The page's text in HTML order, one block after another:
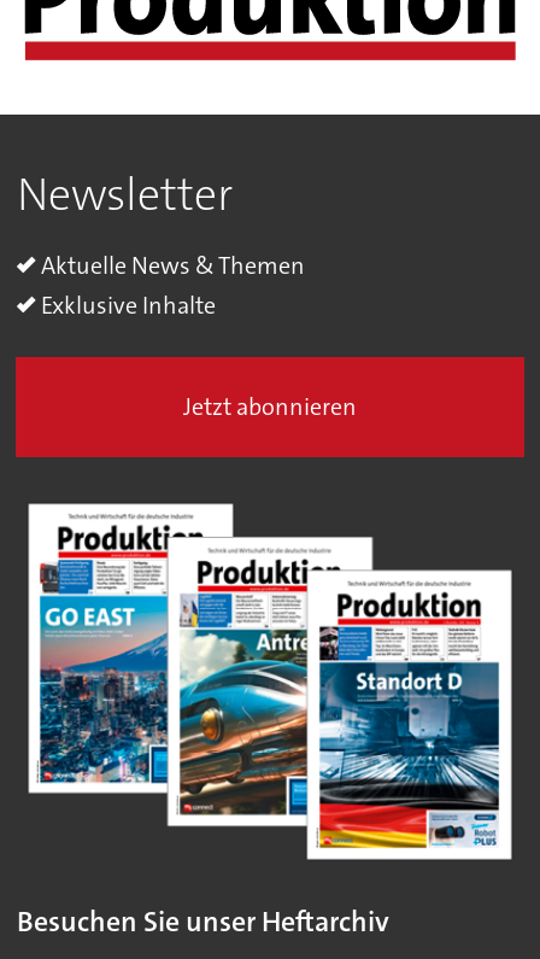
Newsletter
Aktuelle News & Themen
Exklusive Inhalte
Jetzt abonnieren
Besuchen Sie unser Heftarchiv